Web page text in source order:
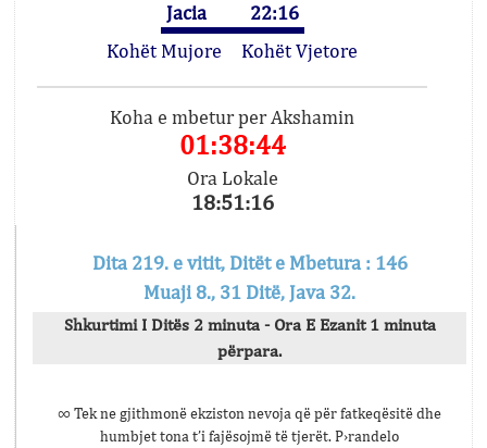
Jacia
22:16
Kohët Mujore
Kohët Vjetore
Koha e mbetur per Akshamin
01:38:44
Ora Lokale
18:51:16
Dita 219. e vitit, Ditët e Mbetura : 146
Muaji 8., 31 Ditë, Java 32.
Shkurtimi I Ditës 2 minuta - Ora E Ezanit 1 minuta
përpara.
∞ Tek ne gjithmonë ekziston nevoja që për fatkeqësitë dhe
humbjet tona t’i fajësojmë të tjerët. P›randelo